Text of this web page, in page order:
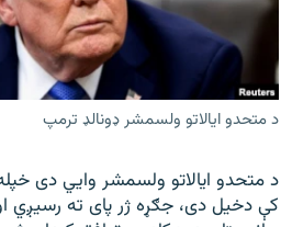
د متحدو ایالاتو ولسمشر ډونالډ ترمپ
د متحدو ایالاتو ولسمشر وايي دی
کې دخیل دی، جګړه ژر پای ته رسیږي